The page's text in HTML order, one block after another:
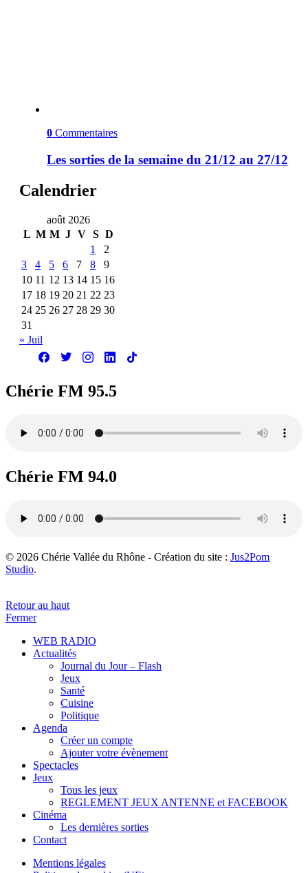
0 Commentaires
Les sorties de la semaine du 21/12 au 27/12
Calendrier
août 2026
L M M J V S D
1
2
3
4 5 6 7 8
9
10 11 12 13 14 15 16
17 18 19 20 21 22 23
24 25 26 27 28 29 30
31
« Juil
Chérie FM 95.5
Chérie FM 94.0
© 2026 Chérie Vallée du Rhône - Création du site : Jus2Pom
Studio.
Retour au haut
Fermer
WEB RADIO
Actualités
Journal du Jour – Flash
Jeux
Santé
Cuisine
Politique
Agenda
Créer un compte
Ajouter votre évènement
Spectacles
Jeux
Tous les jeux
REGLEMENT JEUX ANTENNE et FACEBOOK
Cinéma
Les dernières sorties
Contact
Mentions légales